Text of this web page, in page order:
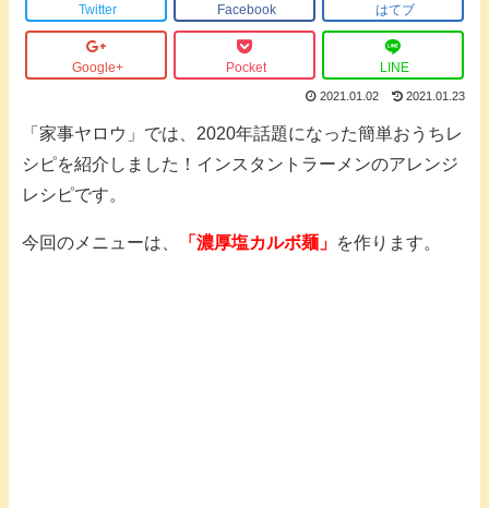
Twitter Facebook はてブ
Google+ Pocket LINE
2021.01.02 2021.01.23
「家事ヤロウ」では、2020年話題になった簡単おうちレ
シピを紹介しました！インスタントラーメンのアレンジ
レシピです。
今回のメニューは、 「濃厚塩カルボ麺」 を作ります。